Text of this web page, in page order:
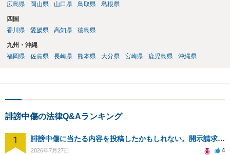
広島県
岡山県 山口県 鳥取県 島根県
四国
香川県
愛媛県 高知県 徳島県
九州・沖縄
福岡県
佐賀県 長崎県 熊本県 大分県 宮崎県 鹿児島県 沖縄県
誹謗中傷の法律Q&Aランキング
1 誹謗中傷に当たる内容を投稿したかもしれない。開示請求や民事刑事裁判に発展しうるのか教えて欲しい。
2026年7月27日 4